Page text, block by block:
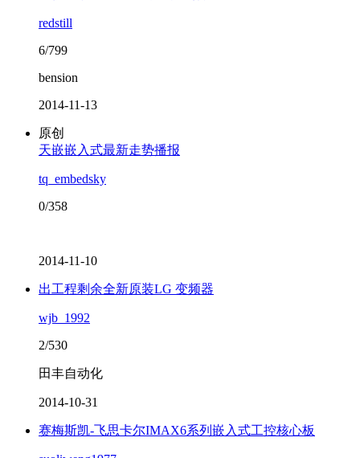
redstill
6/799
bension
2014-11-13
原创
天嵌嵌入式最新走势播报
tq_embedsky
0/358
2014-11-10
出工程剩余全新原装LG 变频器
wjb_1992
2/530
田丰自动化
2014-10-31
赛梅斯凯-飞思卡尔IMAX6系列嵌入式工控核心板